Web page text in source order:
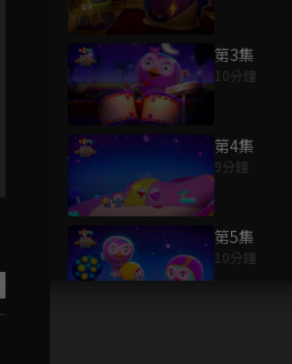
第3集
10分鐘
第4集
9分鐘
第5集
10分鐘
為您推薦